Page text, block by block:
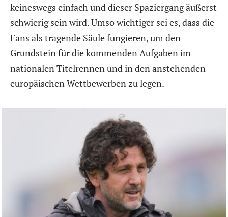
keineswegs einfach und dieser Spaziergang äußerst
schwierig sein wird. Umso wichtiger sei es, dass die
Fans als tragende Säule fungieren, um den
Grundstein für die kommenden Aufgaben im
nationalen Titelrennen und in den anstehenden
europäischen Wettbewerben zu legen.